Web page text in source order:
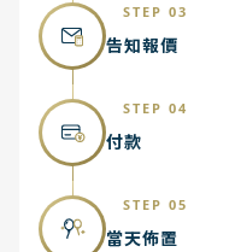
STEP 03
告知報價
STEP 04
付款
STEP 05
當天佈置